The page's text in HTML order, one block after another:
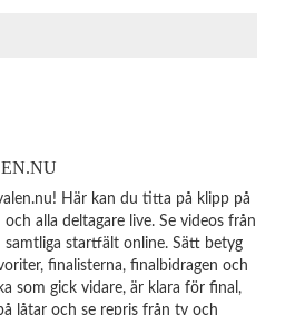
Här kan du titta på klipp på
alla deltagare live. Se videos från
samtliga startfält online. Sätt betyg
finalisterna, finalbidragen och
som gick vidare, är klara för final,
låtar och se repris från tv och